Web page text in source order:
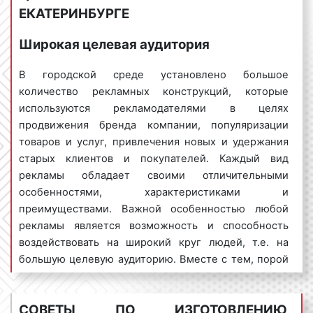
срочность выполнения заказа;
компании.
Предоставление указанной выше информации
является необходимым условием для
получения ценового предложения (прайса) по
изготовлению цифровых сити-форматов. После
получения указанной информации наши
менеджеры смогут подготовить коммерческое
предложение с учетом ваших целей и задач.
Целевая аудитория рекламы в
Екатеринбурге
Для получения максимального эффекта от
установки цифровых сити-форматов в
ЕКАТЕРИНБУРГЕ
Широкая целевая аудитория
В городской среде установлено большое
количество рекламных конструкций, которые
используются рекламодателями в целях
продвижения бренда компании, популяризации
товаров и услуг, привлечения новых и удержания
старых клиентов и покупателей. Каждый вид
рекламы обладает своими отличительными
особенностями, характеристиками и
преимуществами. Важной особенностью любой
рекламы является возможность и способность
воздействовать на широкий круг людей, т.е. на
большую целевую аудиторию. Вместе с тем, порой
сложно добиться того, чтобы реклама работала на
большую группу людей. Зачастую, рекламное
объявление воздействует только на